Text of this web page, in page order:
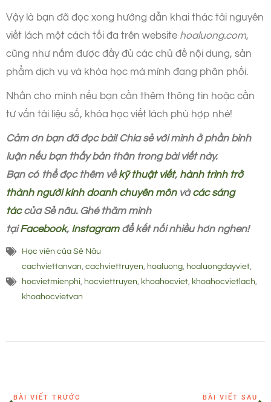
Vậy là bạn đã đọc xong hướng dẫn khai thác tài nguyên
viết lách một cách tối đa trên website hoaluong.com,
cũng như nắm được đầy đủ các chủ đề nội dung, sản
phẩm dịch vụ và khóa học mà mình đang phân phối.
Nhắn cho mình nếu bạn cần thêm thông tin hoặc cần
tư vấn tài liệu số, khóa học viết lách phù hợp nhé!
Cảm ơn bạn đã đọc bài! Chia sẻ với mình ở phần bình
luận nếu bạn thấy bản thân trong bài viết này.
Bạn có thể đọc thêm vềkỹ thuật viết, hành trình trở
thành người kinh doanh chuyên mônvàcác sáng
táccủa Sẻ nâu. Ghé thăm mình
tạiFacebook, Instagramđể kết nối nhiều hơn nghen!
Học viên của Sẻ Nâu
cachviettanvan cachviettruyen hoaluong hoaluongdayviet
hocvietmienphi
hocviettruyen khoahocviet khoahocvietlach
khoahocvietvan
BÀI VIẾT TRƯỚC BÀI VIẾT SAU